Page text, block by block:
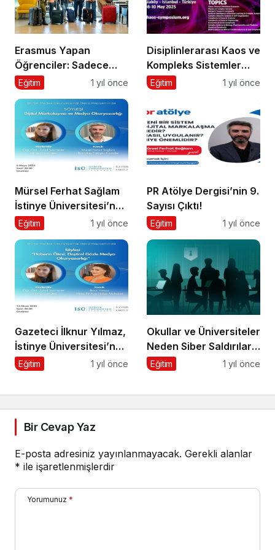
Erasmus Yapan
Öğrenciler: Sadece
Ülke Değil, Bakış Açısı
Eğitim 1 yıl önce
Disiplinlerarası Kaos ve
Kompleks Sistemler
Sempozyumu İçin Geri
Eğitim 1 yıl önce
Mürsel Ferhat Sağlam
İstinye Üniversitesi’nde
Dijital Medya
Kapsamında
Konuşacak!
Eğitim 1 yıl önce
PR Atölye Dergisi’nin 9.
Sayısı Çıktı!
Eğitim 1 yıl önce
Gazeteci İlknur Yılmaz,
İstinye Üniversitesi’nde
Dijital Medya
Eğitim 1 yıl önce
Okullar ve Üniversiteler
Neden Siber Saldırıların
Hedefinde?
Eğitim 1 yıl önce
Bir Cevap Yaz
E-posta adresiniz yayınlanmayacak. Gerekli alanlar
* ile işaretlenmişlerdir
Yorumunuz *